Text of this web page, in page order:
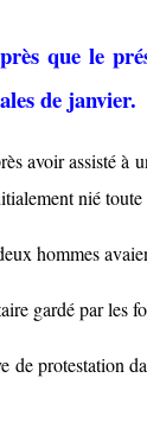
que le
de janvier.
avoir assisté à
nié
hommes
gardé par les
protestation